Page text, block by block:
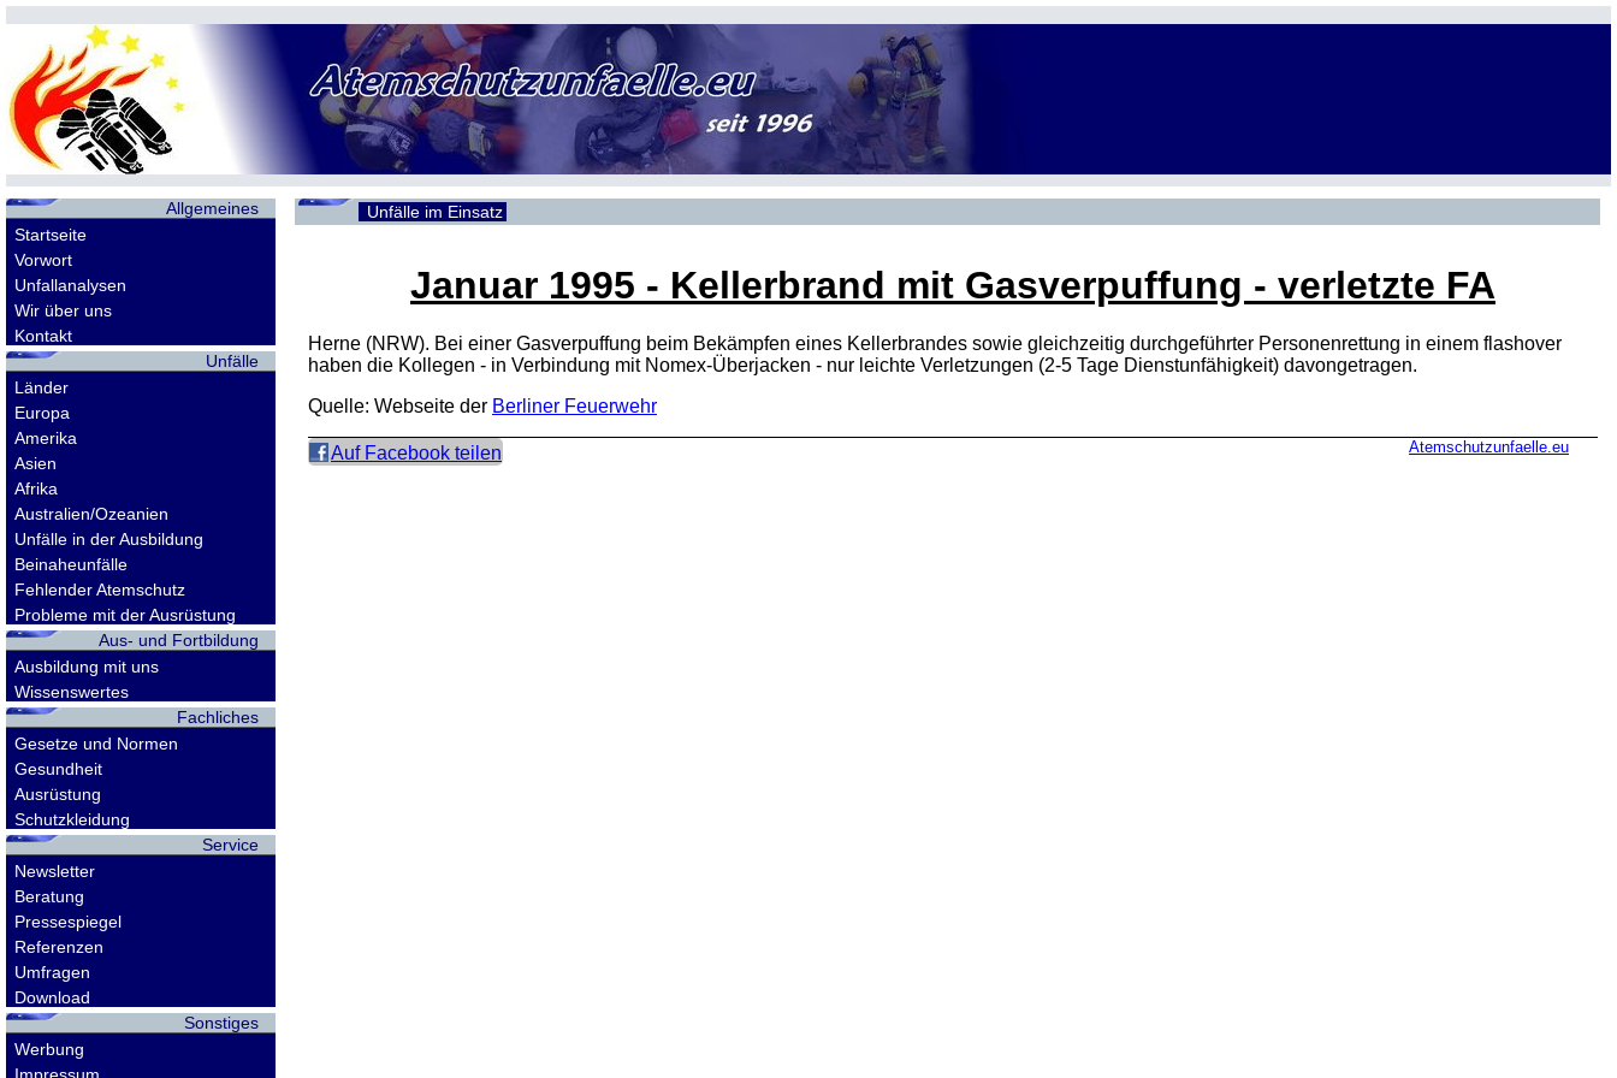
Allgemeines
Startseite
Vorwort
Unfallanalysen
Wir über uns
Kontakt
Unfälle
Länder
Europa
Amerika
Asien
Afrika
Australien/Ozeanien
Unfälle in der Ausbildung
Beinaheunfälle
Fehlender Atemschutz
Probleme mit der Ausrüstung
Aus- und Fortbildung
Ausbildung mit uns
Wissenswertes
Fachliches
Gesetze und Normen
Gesundheit
Ausrüstung
Schutzkleidung
Service
Newsletter
Beratung
Pressespiegel
Referenzen
Umfragen
Download
Sonstiges
Werbung
Unfälle im Einsatz
Januar 1995 - Kellerbrand mit Gasverpuffung - verletzte FA
Herne (NRW). Bei einer Gasverpuffung beim Bekämpfen eines Kellerbrandes sowie gleichzeitig durchgeführter Personenrettung in einem flashover
haben die Kollegen - in Verbindung mit Nomex-Überjacken - nur leichte Verletzungen (2-5 Tage Dienstunfähigkeit) davongetragen.
Quelle: Webseite der Berliner Feuerwehr
Auf Facebook teilen Atemschutzunfaelle.eu